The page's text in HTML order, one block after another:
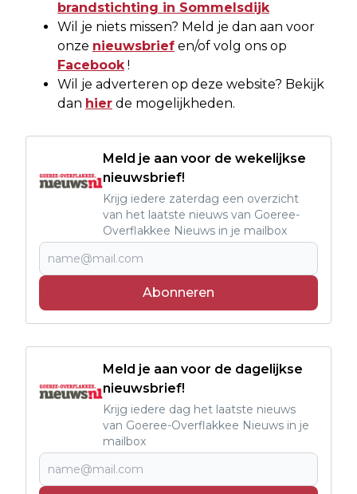
brandstichting in Sommelsdijk
Wil je niets missen? Meld je dan aan voor
onze nieuwsbrief en/of volg ons op
Facebook !
Wil je adverteren op deze website? Bekijk
dan hier de mogelijkheden.
Meld je aan voor de wekelijkse
nieuwsbrief!
Krijg iedere zaterdag een overzicht
van het laatste nieuws van Goeree-
Overflakkee Nieuws in je mailbox
Abonneren
Meld je aan voor de dagelijkse
nieuwsbrief!
Krijg iedere dag het laatste nieuws
van Goeree-Overflakkee Nieuws in je
mailbox